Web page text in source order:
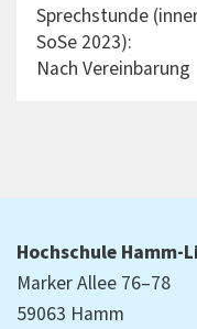
Sprechstunde
SoSe 2023):
Nach Vereinbarung
Hochschule Hamm-
Marker Allee 76–78
59063 Hamm